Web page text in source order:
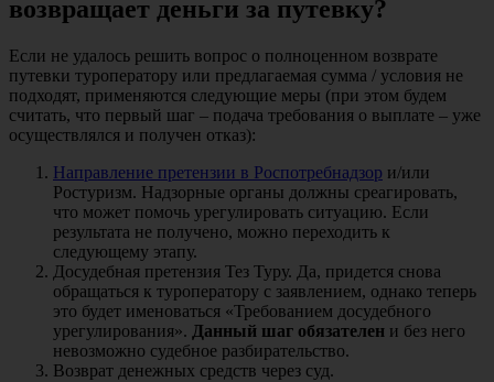
возвращает деньги за путевку?
Если не удалось решить вопрос о полноценном возврате
путевки туроператору или предлагаемая сумма / условия не
подходят, применяются следующие меры (при этом будем
считать, что первый шаг – подача требования о выплате – уже
осуществлялся и получен отказ):
Направление претензии в Роспотребнадзор и/или
Ростуризм. Надзорные органы должны среагировать,
что может помочь урегулировать ситуацию. Если
результата не получено, можно переходить к
следующему этапу.
Досудебная претензия Тез Туру. Да, придется снова
обращаться к туроператору с заявлением, однако теперь
это будет именоваться «Требованием досудебного
урегулирования». Данный шаг обязателен и без него
невозможно судебное разбирательство.
Возврат денежных средств через суд.